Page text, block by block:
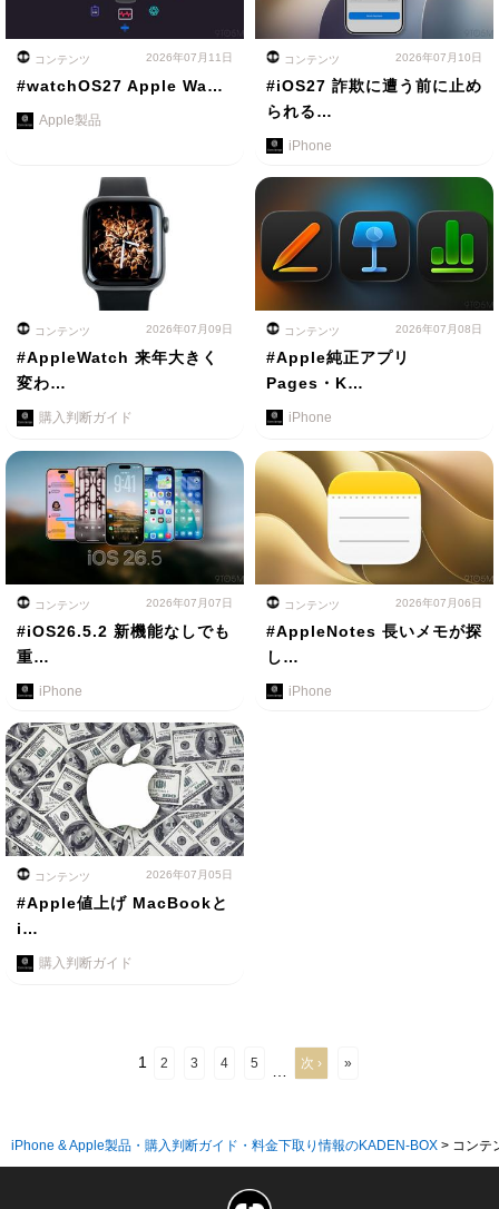
コンテンツ 2026年07月11日
#watchOS27 Apple Wa…
Apple製品
コンテンツ 2026年07月10日
#iOS27 詐欺に遭う前に止め
られる…
iPhone
コンテンツ 2026年07月09日
#AppleWatch 来年大きく
変わ…
購入判断ガイド
コンテンツ 2026年07月08日
#Apple純正アプリ
Pages・K…
iPhone
コンテンツ 2026年07月07日
#iOS26.5.2 新機能なしでも
重…
iPhone
コンテンツ 2026年07月06日
#AppleNotes 長いメモが探
し…
iPhone
コンテンツ 2026年07月05日
#Apple値上げ MacBookと
i…
購入判断ガイド
1 2 3 4 5 次 › »
iPhone & Apple製品・購入判断ガイド・料金下取り情報のKADEN-BOX > コンテ